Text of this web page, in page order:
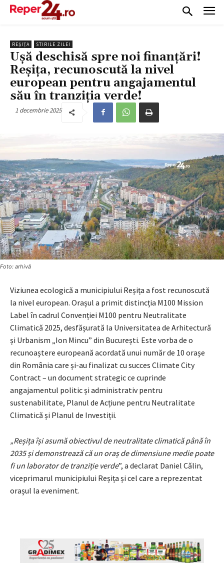
REȘIȚA STIRILE ZILEI
Ușă deschisă spre noi finanțări!
Reșița, recunoscută la nivel
european pentru angajamentul
său în tranziția verde!
1 decembrie 2025
Foto: arhivă
Viziunea ecologică a municipiului Reșița a fost recunoscută
la nivel european. Orașul a primit distincția M100 Mission
Label în cadrul Convenției M100 pentru Neutralitate
Climatică 2025, desfășurată la Universitatea de Arhitectură
și Urbanism „Ion Mincu” din București. Este vorba de o
recunoaștere europeană acordată unui număr de 10 orașe
din România care și-au finalizat cu succes Climate City
Contract – un document strategic ce cuprinde
angajamentul politic și administrativ pentru
sustenabilitate, Planul de Acțiune pentru Neutralitate
Climatică și Planul de Investiții.
„Reșița își asumă obiectivul de neutralitate climatică până în
2035 și demonstrează că un oraș de dimensiune medie poate
fi un laborator de tranziție verde”, a declarat Daniel Călin,
viceprimarul municipiului Reșița și cel care a reprezentat
orașul la eveniment.